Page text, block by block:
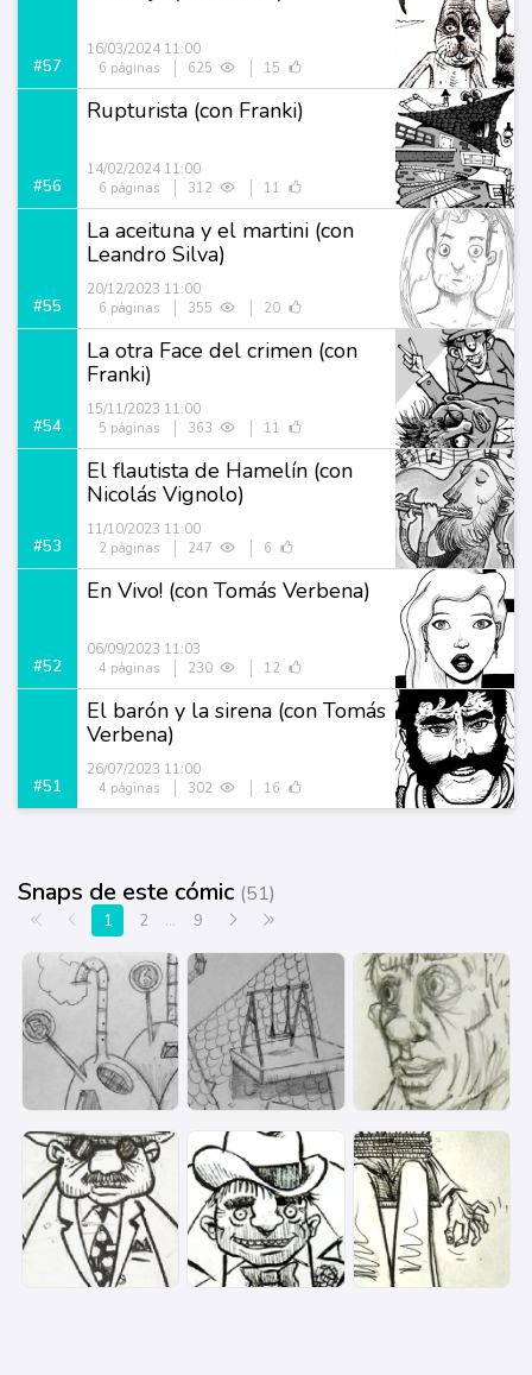
#57
16/03/2024 11:00
6 páginas 625 15
#56
Rupturista (con Franki)
14/02/2024 11:00
6 páginas 312 11
#55
La aceituna y el martini (con
Leandro Silva)
20/12/2023 11:00
6 páginas 355 20
#54
La otra Face del crimen (con
Franki)
15/11/2023 11:00
5 páginas 363 11
#53
El flautista de Hamelín (con
Nicolás Vignolo)
11/10/2023 11:00
2 páginas 247 6
#52
En Vivo! (con Tomás Verbena)
06/09/2023 11:03
4 páginas 230 12
#51
El barón y la sirena (con Tomás
Verbena)
26/07/2023 11:00
4 páginas 302 16
Snaps de este cómic (51)
Primera página
Anterior
1 2 ... 9 Siguiente